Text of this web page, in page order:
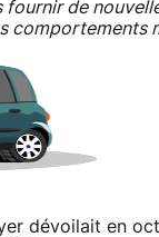
de
comportements
dévoilait en